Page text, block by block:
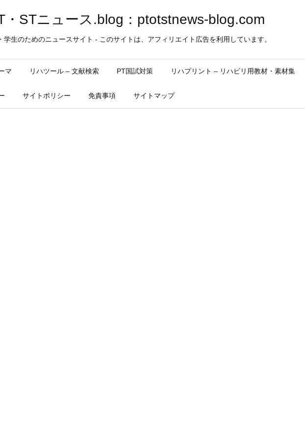
・STニュース.blog：ptotstnews-blog.com
学生のためのニュースサイト - このサイトは、アフィリエイト広告を利用しています。
マ リハツール – 文献検索 PT国試対策 リハプリント – リハビリ用教材・素材集
サイトポリシー 免責事項 サイトマップ